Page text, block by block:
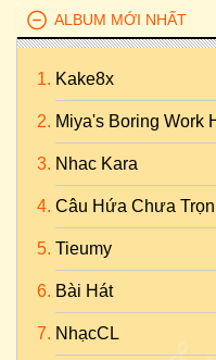
ALBUM MỚI NHẤT
Kake8x
Miya's Boring Work
Nhac Kara
Câu Hứa Chưa
Tieumy
Bài Hát
NhạcCL